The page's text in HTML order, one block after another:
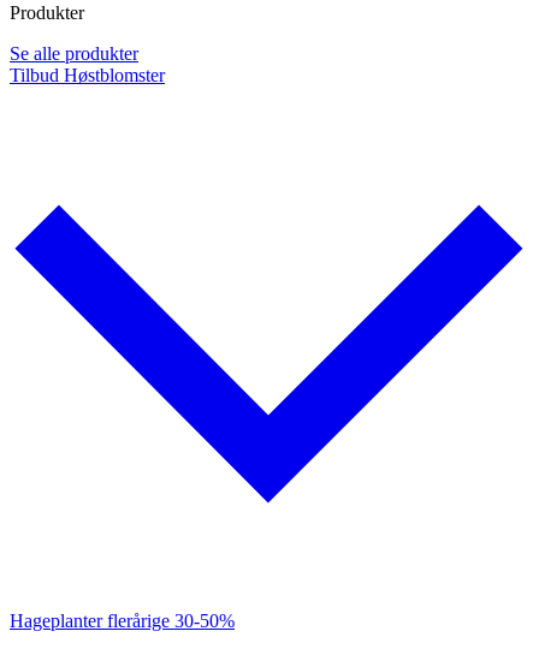
Produkter
Se alle produkter
Tilbud Høstblomster
Hageplanter flerårige 30-50%